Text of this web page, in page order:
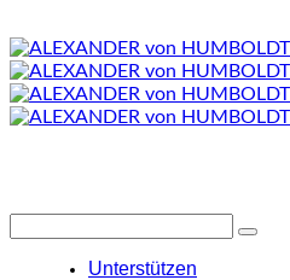
Unterstützen